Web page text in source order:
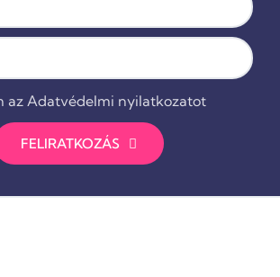
az Adatvédelmi nyilatkozatot
FELIRATKOZÁS